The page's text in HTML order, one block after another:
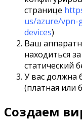
странице
us/azure/vpn-
devices)
Ваш
находиться
статический
У вас должна
(платная или
Создаем